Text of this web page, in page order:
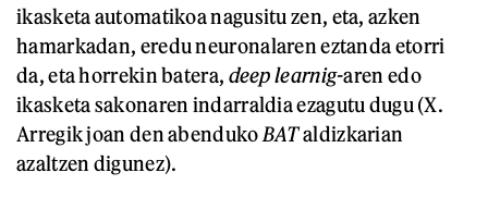
ikasketa automatikoa nagusitu zen, eta, azken
hamarkadan, eredu neuronalaren eztanda etorri
da, eta horrekin batera, deep learnig-aren edo
ikasketa sakonaren indarraldia ezagutu dugu (X.
Arregik joan den abenduko BATaldizkarian
azaltzen digunez).